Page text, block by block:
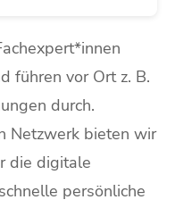
führen vor Ort z. B.
durch.
Netzwerk bieten wir
die digitale
persönliche